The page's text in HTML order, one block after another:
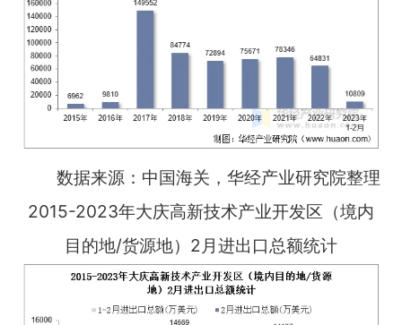
数据来源：中国海关，华经产业研究院整理
2015-2023年大庆高新技术产业开发区（境内
目的地/货源地）2月进出口总额统计